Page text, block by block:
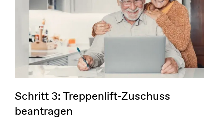
Schritt 3: Treppenlift-Zuschuss
beantragen